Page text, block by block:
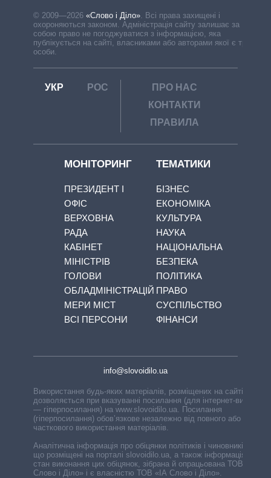
© 2009—2026 «Слово і Діло» Всі права захищені і
охороняються законом. Адміністрація сайту залишає за
собою право не погоджуватися з інформацією, яка
публікується на сайті, власниками або авторами якої є треті
особи.
УКР РОС
ПРО НАС
КОНТАКТИ
ПРАВИЛА
МОНІТОРИНГ
ПРЕЗИДЕНТ І
ОФІС
ВЕРХОВНА
РАДА
КАБІНЕТ
МІНІСТРІВ
ГОЛОВИ
ОБЛАДМІНІСТРАЦІЙ
МЕРИ МІСТ
ВСІ ПЕРСОНИ
ТЕМАТИКИ
БІЗНЕС
ЕКОНОМІКА
КУЛЬТУРА
НАУКА
НАЦІОНАЛЬНА
БЕЗПЕКА
ПОЛІТИКА
ПРАВО
СУСПІЛЬСТВО
ФІНАНСИ
info@slovoidilo.ua
Використання будь-яких матеріалів, розміщених на сайті,
дозволяється при вказуванні посилання (для інтернет-видань
— гіперпосилання) на www.slovoidilo.ua. Посилання
(гіперпосилання) обов’язкове незалежно від повного або
часткового використання матеріалів.
Аналітична інформація про обіцянки політиків і чиновників,
що розміщені на порталі slovoidilo.ua, а також інформація про
стан виконання цих обіцянок, зібрана й опрацьована ТОВ «ІА
Слово і Діло» і є власністю ТОВ «ІА Слово і Діло».